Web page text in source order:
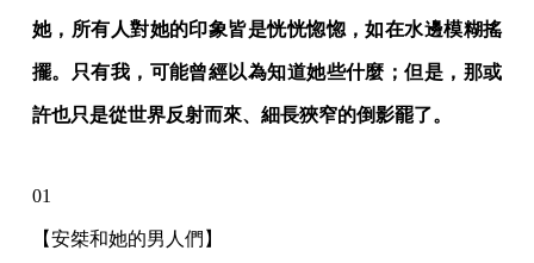
她，所有人對她的印象皆是恍恍惚惚，如在水邊模糊搖
擺。只有我，可能曾經以為知道她些什麼；但是，那或
許也只是從世界反射而來、細長狹窄的倒影罷了。
01
【安桀和她的男人們】